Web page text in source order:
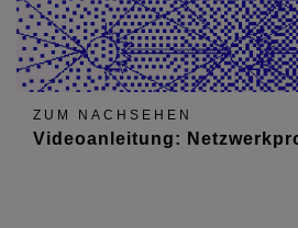
ZUM NACHSEHEN
Videoanleitung: